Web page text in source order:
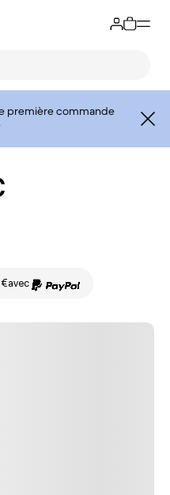
première commande
avec